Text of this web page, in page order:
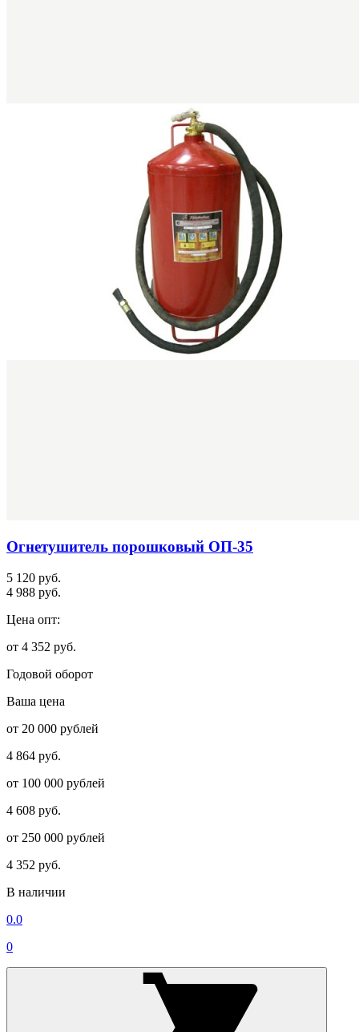
Огнетушитель порошковый ОП-35
5 120 руб.
4 988 руб.
Цена опт:
от 4 352 руб.
Годовой оборот
Ваша цена
от 20 000 рублей
4 864 руб.
от 100 000 рублей
4 608 руб.
от 250 000 рублей
4 352 руб.
В наличии
0.0
0